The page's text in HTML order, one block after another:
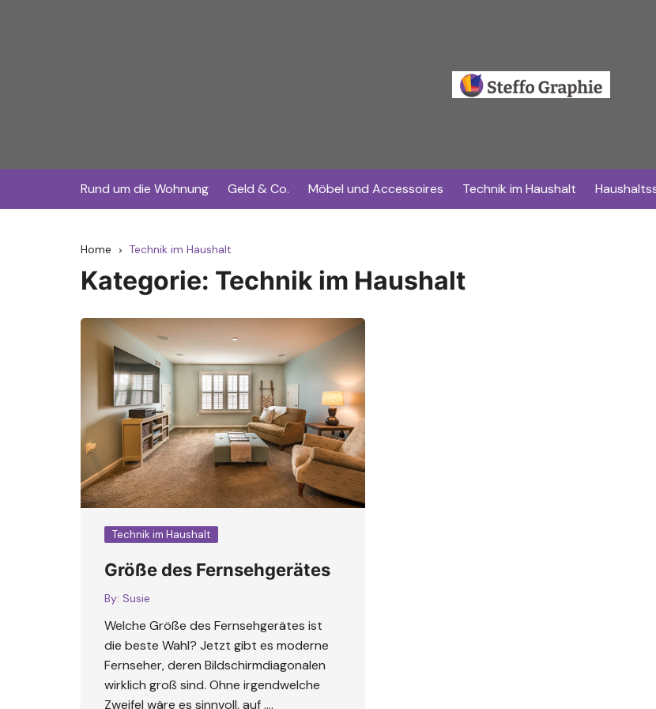
Rund um die Wohnung Geld & Co. Möbel und Accessoires Technik im Haushalt
Home Technik im Haushalt
Kategorie: Technik im Haushalt
Technik im Haushalt
Größe des Fernsehgerätes
By: Susie
Welche Größe des Fernsehgerätes ist
die beste Wahl? Jetzt gibt es moderne
Fernseher, deren Bildschirmdiagonalen
wirklich groß sind. Ohne irgendwelche
Zweifel wäre es sinnvoll, auf ….